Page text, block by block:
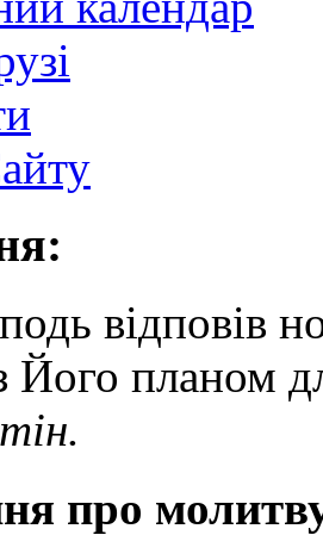
відповів
Його планом
про